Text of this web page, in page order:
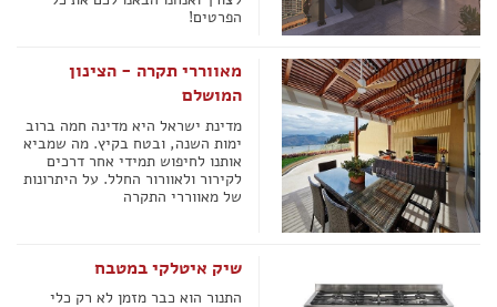
הפרטים!
מאווררי תקרה - הצינון
המושלם
מדינת ישראל היא מדינה חמה ברוב
ימות השנה, ובטח בקיץ. מה שמביא
אותנו לחיפוש תמידי אחר דרכים
לקירור ולאוורור החלל. על היתרונות
של מאווררי התקרה
שיק איטלקי במטבח
התנור הוא כבר מזמן לא רק כלי